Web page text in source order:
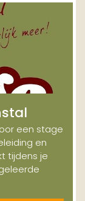
een stage
en
tijdens je